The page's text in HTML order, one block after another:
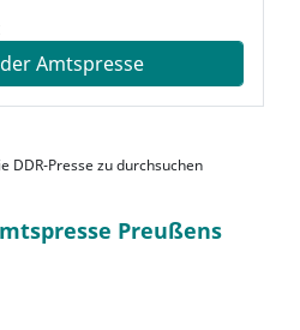
Amtspresse
DDR-Presse zu durchsuchen
Preußens